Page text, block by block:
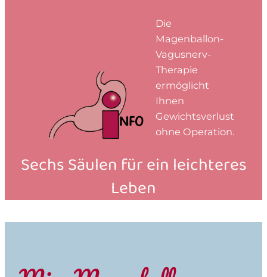
Die
Magenballon-
Vagusnerv-
Therapie
ermöglicht
Ihnen
Gewichtsverlust
ohne Operation.
Sechs Säulen für ein leichteres
Leben